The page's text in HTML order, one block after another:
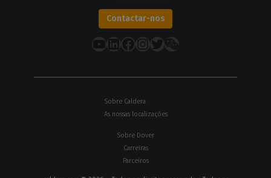
Contactar-nos
YouTube
LinkedIn
Facebook
Instagram
Twitter
Sobre Caldera
As nossas localizações
Sobre Dover
Carreiras
Parceiros